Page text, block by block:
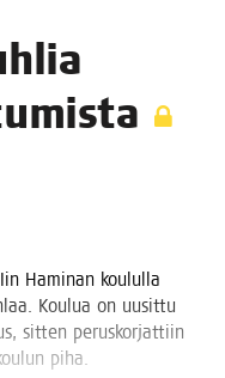
Hami­nan kou­lul­la
Kou­lua on uusit­tu
sit­ten perus­kor­jat­tiin
piha.